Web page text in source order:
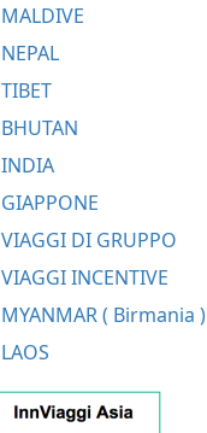
MALDIVE
NEPAL
TIBET
BHUTAN
INDIA
GIAPPONE
VIAGGI DI GRUPPO
VIAGGI INCENTIVE
MYANMAR ( Birmania )
LAOS